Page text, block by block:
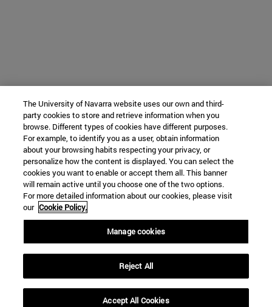
The University of Navarra website uses our own and third-
party cookies to store and retrieve information when you
browse. Different types of cookies have different purposes.
For example, to identify you as a user, obtain information
about your browsing habits respecting your privacy, or
personalize how the content is displayed. You can select the
cookies you want to enable or accept them all. This banner
will remain active until you choose one of the two options.
For more detailed information about our cookies, please visit
our Cookie Policy.
Manage cookies
Reject All
Accept All Cookies